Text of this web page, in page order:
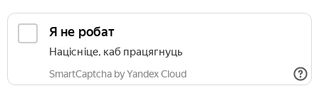
Я не робат
Націсніце, каб працягнуць
SmartCaptcha by Yandex Cloud